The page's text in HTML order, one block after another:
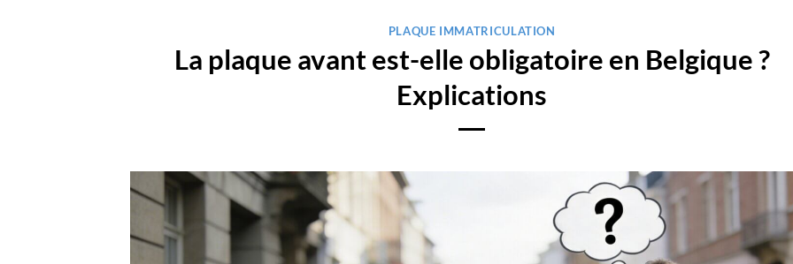
PLAQUE IMMATRICULATION
La plaque avant est-elle obligatoire en Belgique ?
Explications